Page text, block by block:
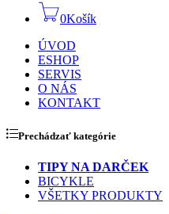
0Košík
ÚVOD
ESHOP
SERVIS
O NÁS
KONTAKT
Prechádzať kategórie
TIPY NA DARČEK
BICYKLE
VŠETKY PRODUKTY